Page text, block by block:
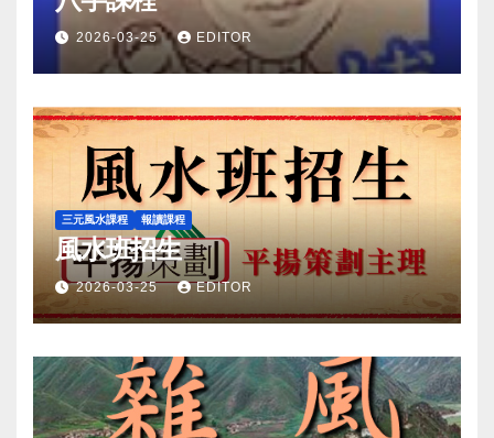
2026-03-25 EDITOR
三元風水課程 報讀課程
風水班招生
2026-03-25 EDITOR